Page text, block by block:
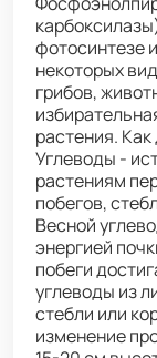
фотосинтезе
некоторых
грибов,
растения.
Углеводы -
растениям
побегов,
Весной
энергией
побеги
углеводы из
стебли или
изменение